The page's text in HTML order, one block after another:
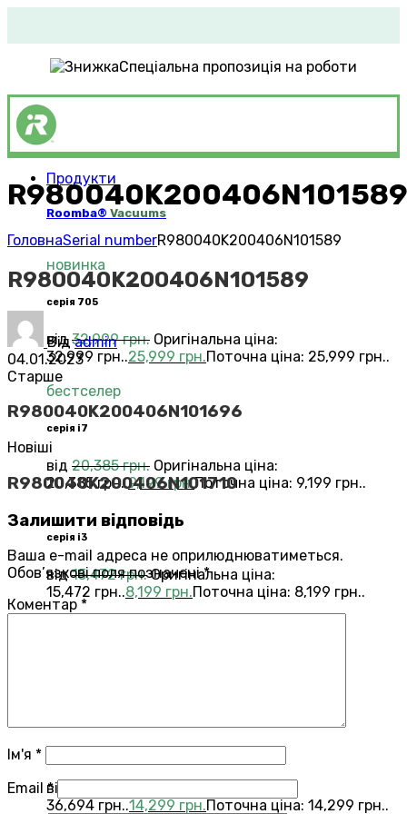
Спеціальна пропозиція на роботи
Продукти
Roomba® Vacuums
новинка
серія 705
від32,999грн. Оригінальна ціна:
32,999 грн..25,999 грн.Поточна ціна: 25,999 грн..
бестселер
серія i7
від 20,385грн. Оригінальна ціна:
20,385 грн..9,199грн.Поточна ціна: 9,199 грн..
серія i3
від15,472грн. Оригінальна ціна:
15,472 грн..8,199 грн.Поточна ціна: 8,199 грн..
від
36,694 грн..14,299 грн.Поточна ціна: 14,299 грн..
R980040K200406N101589
ГоловнаSerial numberR980040K200406N101589
R980040K200406N101589
Відadmin
04.01.2023
Старше
R980040K200406N101696
Новіші
R980040K200406N101710
Залишити відповідь
Ваша e-mail адреса не оприлюднюватиметься.
Обов’язкові поля позначені*
Коментар *
Ім'я *
Email *